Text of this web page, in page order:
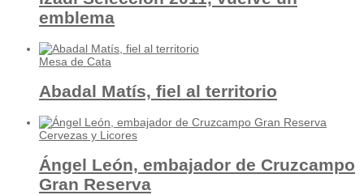
emblema
Mesa de Cata
Abadal Matís, fiel al territorio
Cervezas y Licores
Ángel León, embajador de Cruzcampo
Gran Reserva